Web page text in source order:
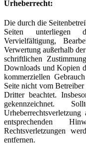
Urheberrecht:
Die durch die
Seiten unterliegen
Vervielfältigung,
Verwertung außerhalb
schriftlichen
Downloads und Kopien
kommerziellen
Seite nicht vom
Dritter beachtet.
gekennzeichnet.
entsprechenden
Rechtsverletzungen
entfernen.